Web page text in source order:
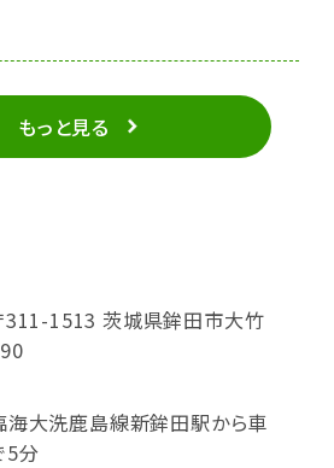
もっと見る
311-1513 茨城県鉾田市大竹
海大洗鹿島線新鉾田駅から車
5分